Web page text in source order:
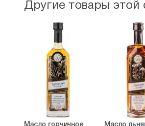
Другие товары этой